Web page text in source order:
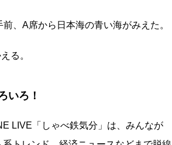
、A席から日本海の青い海がみえた。
る。
いろ！
LIVE「しゃべ鉄気分」は、みんなが